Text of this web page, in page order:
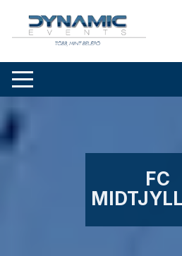
content
FC